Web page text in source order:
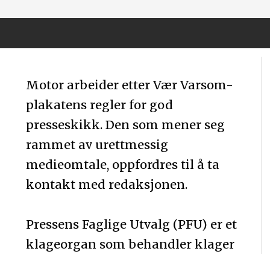
Motor arbeider etter Vær Varsom-
plakatens regler for god
presseskikk. Den som mener seg
rammet av urettmessig
medieomtale, oppfordres til å ta
kontakt med redaksjonen.
Pressens Faglige Utvalg (PFU) er et
klageorgan som behandler klager